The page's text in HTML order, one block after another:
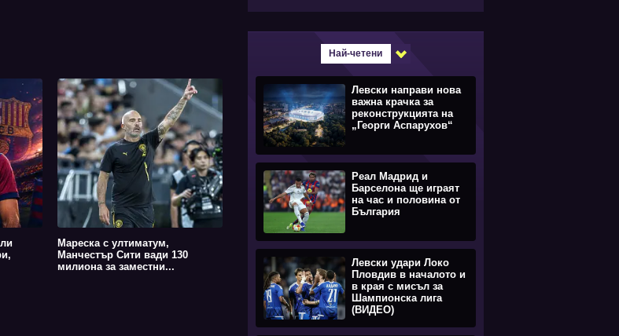
Мареска с ултиматум,
Манчестър Сити вади 130
милиона за заместни...
Най-четени
Левски направи нова
важна крачка за
реконструкцията на
„Георги Аспарухов“
Реал Мадрид и
Барселона ще играят
на час и половина от
България
Левски удари Локо
Пловдив в началото и
в края с мисъл за
Шампионска лига
(ВИДЕО)